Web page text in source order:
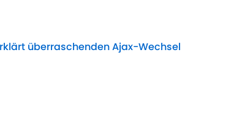
überraschenden Ajax-Wechsel